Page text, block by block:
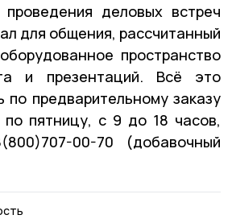
деловых встреч
для общения, рассчитанный
пространство
и презентаций. Всё это
предварительному заказу
по пятницу, с 9 до 18 часов,
00-70 (добавочный